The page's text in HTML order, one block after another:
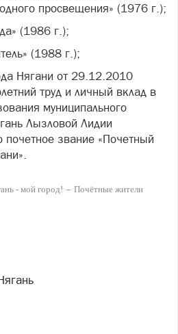
просвещения» (1976 г.);
(1986 г.);
(1988 г.);
Нягани от 29.12.2010
труд и личный вклад в
муниципального
Лызловой Лидии
почетное звание «Почетный
- мой город!
Почётные жители